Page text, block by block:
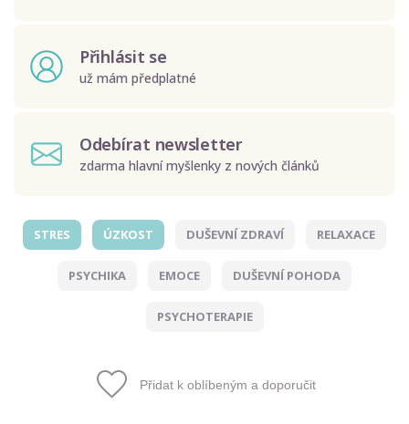
Přihlásit se
už mám předplatné
Odebírat newsletter
zdarma hlavní myšlenky z nových článků
STRES ÚZKOST DUŠEVNÍ ZDRAVÍ RELAXACE
PSYCHIKA EMOCE DUŠEVNÍ POHODA
PSYCHOTERAPIE
Přidat k oblíbeným a doporučit